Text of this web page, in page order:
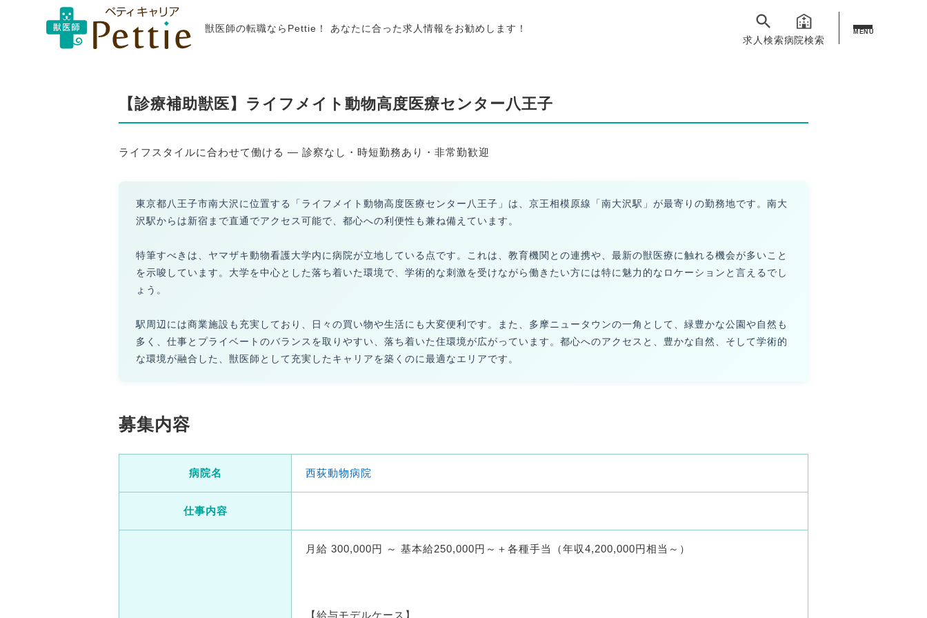
獣医師の転職ならPettie！ あなたに合った求人情報をお勧めします！
求人検索病院検索
MENU
【診療補助獣医】ライフメイト動物高度医療センター八王子
ライフスタイルに合わせて働ける ― 診察なし・時短勤務あり・非常勤歓迎
東京都八王子市南大沢に位置する「ライフメイト動物高度医療センター八王子」は、京王相模原線「南大沢駅」が最寄りの勤務地です。南大
沢駅からは新宿まで直通でアクセス可能で、都心への利便性も兼ね備えています。
特筆すべきは、ヤマザキ動物看護大学内に病院が立地している点です。これは、教育機関との連携や、最新の獣医療に触れる機会が多いこと
を示唆しています。大学を中心とした落ち着いた環境で、学術的な刺激を受けながら働きたい方には特に魅力的なロケーションと言えるでし
ょう。
駅周辺には商業施設も充実しており、日々の買い物や生活にも大変便利です。また、多摩ニュータウンの一角として、緑豊かな公園や自然も
多く、仕事とプライベートのバランスを取りやすい、落ち着いた住環境が広がっています。都心へのアクセスと、豊かな自然、そして学術的
な環境が融合した、獣医師として充実したキャリアを築くのに最適なエリアです。
募集内容
病院名 西荻動物病院
仕事内容
月給 300,000円 ～ 基本給250,000円～＋各種手当（年収4,200,000円相当～）
【給与モデルケース】